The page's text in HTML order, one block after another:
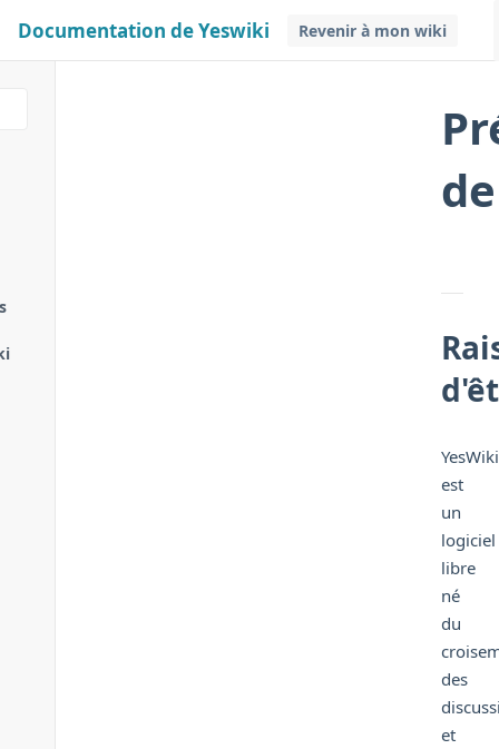
Documentation de Yeswiki Revenir à mon wiki
YesWiki
est
un
logiciel
libre
né
du
des
et